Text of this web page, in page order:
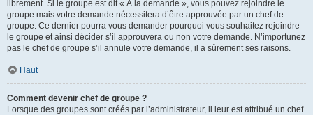
librement. Si le groupe est dit « À la demande », vous pouvez rejoindre le
groupe mais votre demande nécessitera d’être approuvée par un chef de
groupe. Ce dernier pourra vous demander pourquoi vous souhaitez rejoindre
le groupe et ainsi décider s’il approuvera ou non votre demande. N’importunez
pas le chef de groupe s’il annule votre demande, il a sûrement ses raisons.
Haut
Comment devenir chef de groupe ?
Lorsque des groupes sont créés par l’administrateur, il leur est attribué un chef